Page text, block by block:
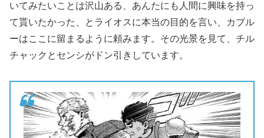
いてみたいことは沢山ある、あんたにも人間に興味を持っ
て貰いたかった、とライオスに本当の目的を言い、カブル
ーはここに留まるように頼みます。その光景を見て、チル
チャックとセンシがドン引きしています。